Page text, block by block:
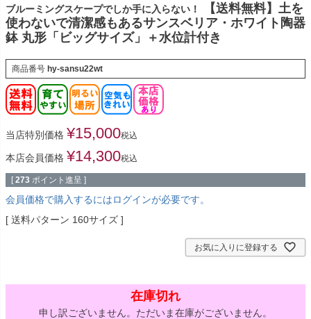
ブルーミングスケープでしか手に入らない！
【送料無料】土を
使わないで清潔感もあるサンスベリア・ホワイト陶器
鉢 丸形「ビッグサイズ」＋水位計付き
商品番号 hy-sansu22wt
当店特別価格 ¥15,000税込
本店会員価格 ¥14,300税込
[ 273 ポイント進呈 ]
会員価格で購入するにはログインが必要です。
送料パターン 160サイズ
お気に入りに登録する
在庫切れ
申し訳ございません。ただいま在庫がございません。